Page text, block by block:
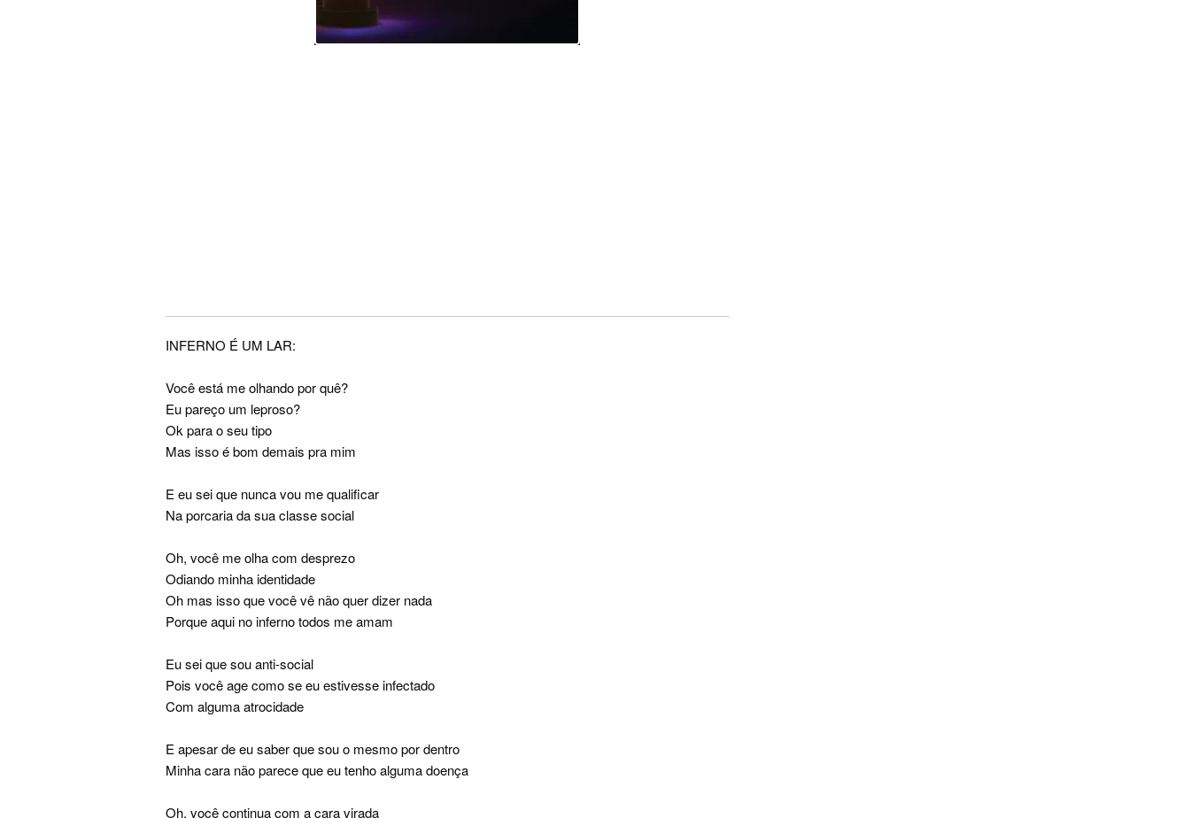
INFERNO É UM LAR:
Você está me olhando por quê?
Eu pareço um leproso?
Ok para o seu tipo
Mas isso é bom demais pra mim
E eu sei que nunca vou me qualificar
Na porcaria da sua classe social
Oh, você me olha com desprezo
Odiando minha identidade
Oh mas isso que você vê não quer dizer nada
Porque aqui no inferno todos me amam
Eu sei que sou anti-social
Pois você age como se eu estivesse infectado
Com alguma atrocidade
E apesar de eu saber que sou o mesmo por dentro
Minha cara não parece que eu tenho alguma doença
Oh, você continua com a cara virada